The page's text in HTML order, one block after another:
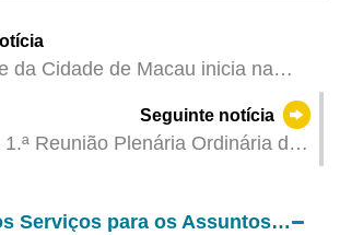
da Cidade de Macau inicia na
Seguinte notícia
Reunião Plenária Ordinária de
Direcção dos Serviços para os Assuntos de Tráfego